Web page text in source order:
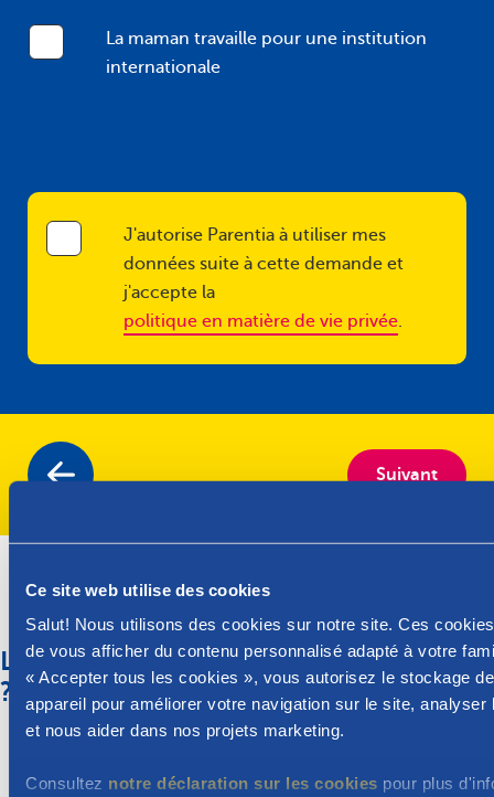
Ce site web utilise des cookies
Salut! Nous utilisons des cookies sur notre site. Ces
de vous afficher du contenu personnalisé adapté à votre
« Accepter tous les cookies », vous autorisez le stockage
appareil pour améliorer votre navigation sur le site, analyser
et nous aider dans nos projets marketing.
Consultez notre déclaration sur les cookies pour plus
La maman travaille pour une institution
internationale
J'autorise Parentia à utiliser mes
données suite à cette demande et
j'accepte la
politique en matière de vie privée.
Suivant
La prime de naissance : de quoi s’agit-il
?
En Région bruxelloise, la prime de naissance s'élève à
1.395,02 € pour le premier enfant et à 634,10 € pour